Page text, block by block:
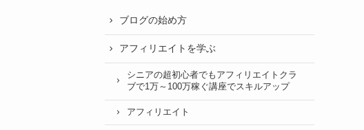
ブログの始め方
アフィリエイトを学ぶ
シニアの超初心者でもアフィリエイトクラ
ブで1万～100万稼ぐ講座でスキルアップ
アフィリエイト